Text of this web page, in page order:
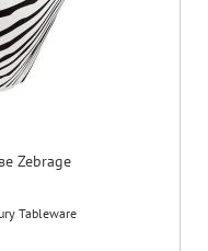
Zebrage
Tableware